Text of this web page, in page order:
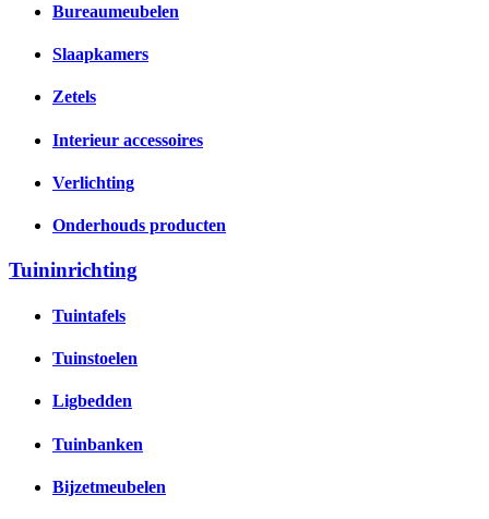
Bureaumeubelen
Slaapkamers
Zetels
Interieur accessoires
Verlichting
Onderhouds producten
Tuininrichting
Tuintafels
Tuinstoelen
Ligbedden
Tuinbanken
Bijzetmeubelen